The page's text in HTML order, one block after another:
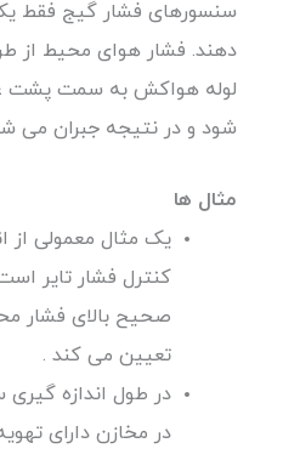
سنسورهای فشار گیج فقط
دهند. فشار هوای محیط از
لوله هواکش به سمت پشت
شود و در نتیجه جبران می
مثال ها
یک مثال معمولی از
کنترل فشار تایر
صحیح بالای فشار
تعیین می کند .
در طول اندازه
در مخازن دارای